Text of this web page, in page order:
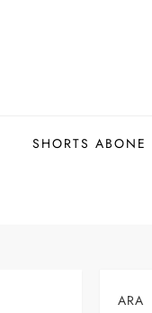
SHORTS
ARA